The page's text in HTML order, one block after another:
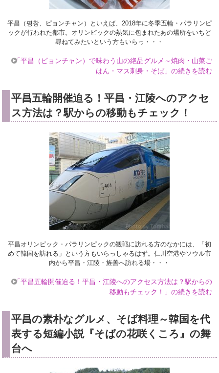
平昌（평창、ピョンチャン）といえば、2018年に冬季五輪・パラリンピ
ックが行われた都市。オリンピックの熱気に包まれたあの場所をいちど
尋ねてみたいという方もいらっ・・・
「平昌（ピョンチャン）で味わう山の絶品グルメ～焼肉・山菜ご
はん・マス刺身・そば」の続きを読む
平昌五輪開催迫る！平昌・江陵へのアクセ
ス方法は？駅からの移動もチェック！
平昌オリンピック・パラリンピックの観戦に訪れる方のなかには、「初
めて韓国を訪れる」という方もいらっしゃるはず。仁川空港やソウル市
内から平昌・江陵・旌善へ訪れる場・・・
「平昌五輪開催迫る！平昌・江陵へのアクセス方法は？駅からの
移動もチェック！」の続きを読む
平昌の素朴なグルメ、そば料理～韓国を代
表する短編小説『そばの花咲くころ』の舞
台へ